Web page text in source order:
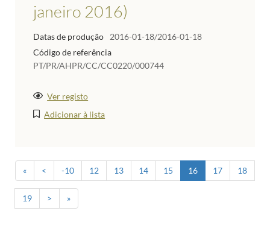
janeiro 2016)
Datas de produção
2016-01-18/2016-01-18
Código de referência
PT/PR/AHPR/CC/CC0220/000744
Ver registo
Adicionar à lista
« < -10 12 13 14 15 16 17 18
19 > »